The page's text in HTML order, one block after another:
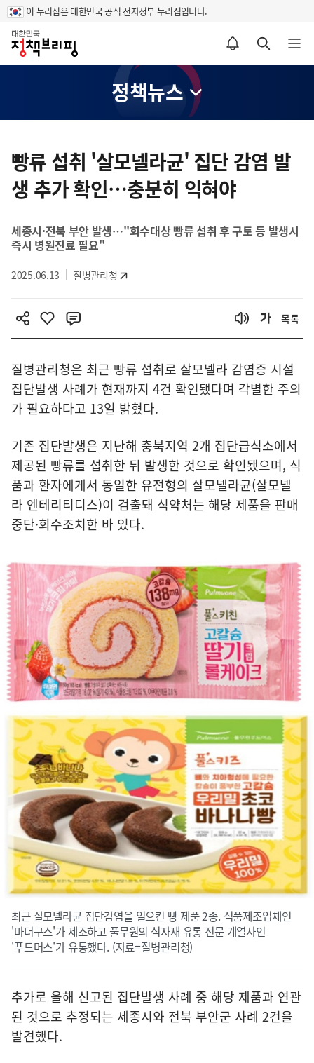
이 누리집은 대한민국 공식 전자정부 누리집입니다.
홈
알림설정 바로가기 검색 바로가기 메뉴 열기
정책뉴스
텐
츠
영
빵류 섭취 '살모넬라균' 집단 감염 발
생 추가 확인…충분히 익혀야
세종시·전북 부안 발생…"회수대상 빵류 섭취 후 구토 등 발생시
즉시 병원진료 필요"
2025.06.13 질병관리청
목록
질병관리청은 최근 빵류 섭취로 살모넬라 감염증 시설
집단발생 사례가 현재까지 4건 확인됐다며 각별한 주의
가 필요하다고 13일 밝혔다.
기존 집단발생은 지난해 충북지역 2개 집단급식소에서
제공된 빵류를 섭취한 뒤 발생한 것으로 확인됐으며, 식
품과 환자에게서 동일한 유전형의 살모넬라균(살모넬
라 엔테리티디스)이 검출돼 식약처는 해당 제품을 판매
중단·회수조치한 바 있다.
최근 살모넬라균 집단감염을 일으킨 빵 제품 2종. 식품제조업체인
'마더구스'가 제조하고 풀무원의 식자재 유통 전문 계열사인
'푸드머스'가 유통했다. (자료=질병관리청)
추가로 올해 신고된 집단발생 사례 중 해당 제품과 연관
된 것으로 추정되는 세종시와 전북 부안군 사례 2건을
발견했다.